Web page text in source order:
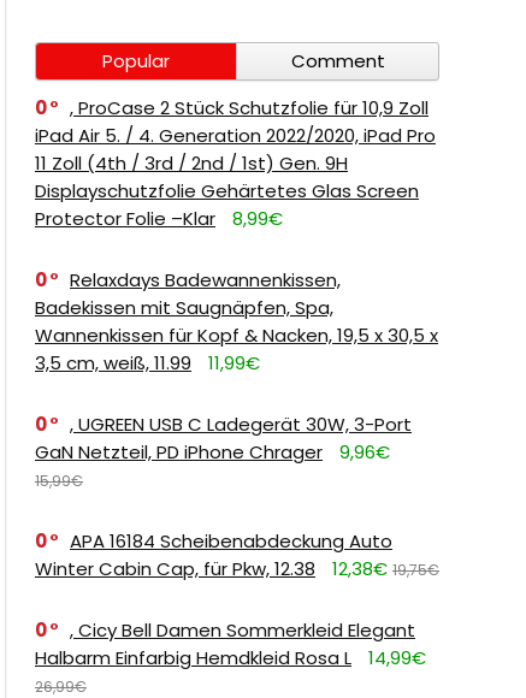
Popular
Comment
0
, ProCase 2 Stück Schutzfolie für 10,9 Zoll
iPad Air 5. / 4. Generation 2022/2020, iPad Pro
11 Zoll (4th / 3rd / 2nd / 1st) Gen. 9H
Displayschutzfolie Gehärtetes Glas Screen
Protector Folie –Klar
8,99€
0
Relaxdays Badewannenkissen,
Badekissen mit Saugnäpfen, Spa,
Wannenkissen für Kopf & Nacken, 19,5 x 30,5 x
3,5 cm, weiß, 11.99
11,99€
0
, UGREEN USB C Ladegerät 30W, 3-Port
GaN Netzteil, PD iPhone Chrager
9,96€
15,99€
0
APA 16184 Scheibenabdeckung Auto
Winter Cabin Cap, für Pkw, 12.38
12,38€ 19,75€
0
, Cicy Bell Damen Sommerkleid Elegant
Halbarm Einfarbig Hemdkleid Rosa L
14,99€
26,99€